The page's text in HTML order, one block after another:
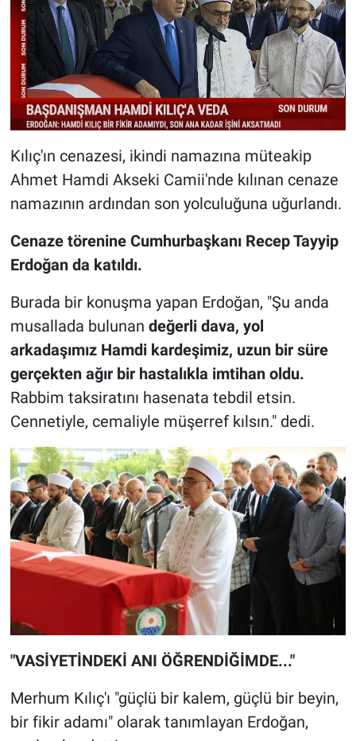
Kılıç'ın cenazesi, ikindi namazına müteakip
Ahmet Hamdi Akseki Camii'nde kılınan cenaze
namazının ardından son yolculuğuna uğurlandı.
Cenaze törenine Cumhurbaşkanı Recep Tayyip
Erdoğan da katıldı.
Burada bir konuşma yapan Erdoğan, "Şu anda
musallada bulunan değerli dava, yol
arkadaşımız Hamdi kardeşimiz, uzun bir süre
gerçekten ağır bir hastalıkla imtihan oldu.
Rabbim taksiratını hasenata tebdil etsin.
Cennetiyle, cemaliyle müşerref kılsın." dedi.
"VASİYETİNDEKİ ANI ÖĞRENDİĞİMDE..."
Merhum Kılıç'ı "güçlü bir kalem, güçlü bir beyin,
bir fikir adamı" olarak tanımlayan Erdoğan,